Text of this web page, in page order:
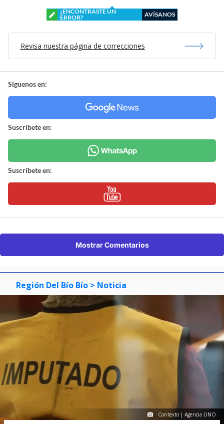
¿ENCONTRASTE UN
ERROR?
AVÍSANOS
Revisa nuestra página de correcciones
Síguenos en:
Suscríbete en:
Suscríbete en:
Mostrar Comentarios
Región Del Bío Bío > Noticia
Contexto | Agencia UNO